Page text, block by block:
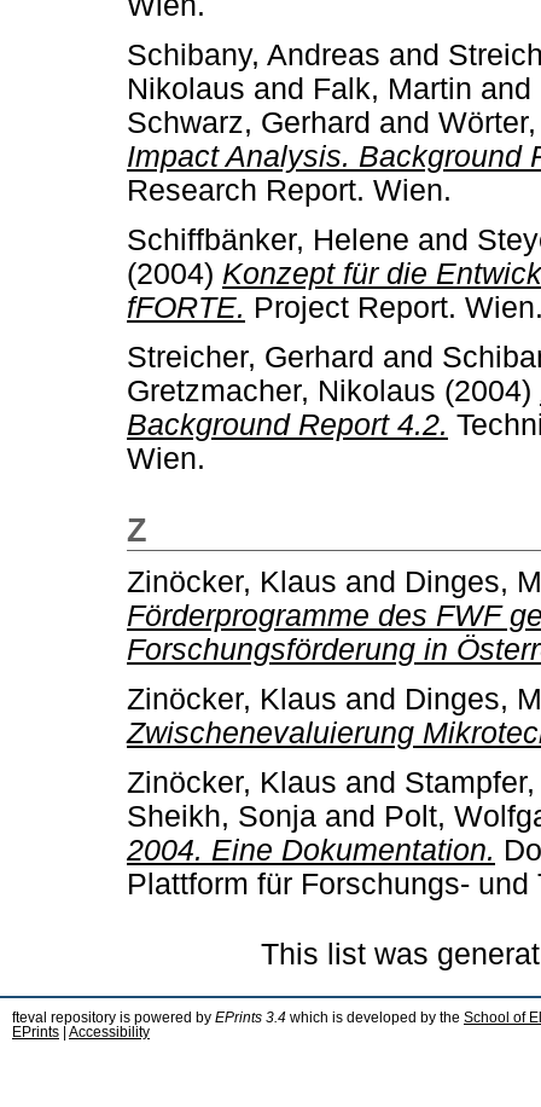
Schibany, Andreas and
Nikolaus and Falk, Martin and
Schwarz, Gerhard and
Impact Analysis. Background
Research Report. Wien.
Schiffbänker, Helene and
(2004) Konzept für die
fFORTE. Project Report.
Streicher, Gerhard and
Gretzmacher, Nikolaus (2004)
Background Report 4.2.
Wien.
Z
Zinöcker, Klaus and Dinges,
Förderprogramme des FWF
Forschungsförderung in
Zinöcker, Klaus and Dinges,
Zwischenevaluierung
Zinöcker, Klaus and
Sheikh, Sonja and Polt,
2004. Eine Dokumentation.
Plattform für Forschungs-
This list was
fteval repository is powered by EPrints 3.4 which is developed by the School of
EPrints
Accessibility